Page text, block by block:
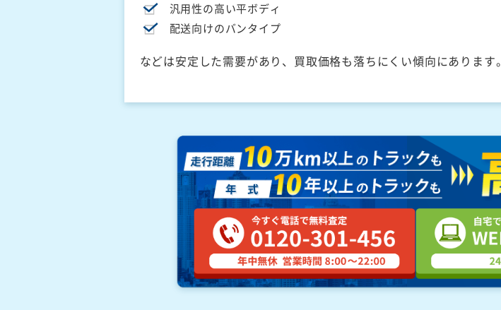
汎用性の高い平ボディ
配送向けのバンタイプ
などは安定した需要があり、買取価格も落ちにくい傾向にあります。